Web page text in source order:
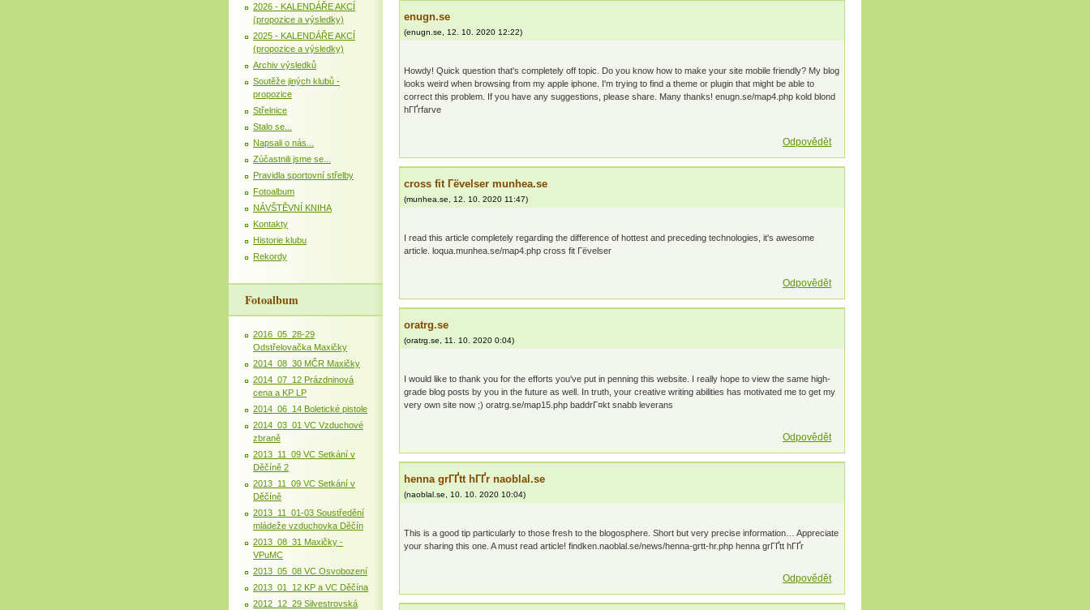
enugn.se
(enugn.se 12. 10. 2020 12:22)
Howdy! Quick question that's completely off topic. Do you know how to make your site mobile friendly? My blog
looks weird when browsing from my apple iphone. I'm trying to find a theme or plugin that might be able to
correct this problem. If you have any suggestions, please share. Many thanks! enugn.se/map4.php kold blond
hГҐrfarve
Odpovědět
cross fit Гёvelser munhea.se
(munhea.se 12. 10. 2020 11:47)
I read this article completely regarding the difference of hottest and preceding technologies, it's awesome
article. loqua.munhea.se/map4.php cross fit Гёvelser
Odpovědět
oratrg.se
(oratrg.se, 11. 10. 2020 0:04)
I would like to thank you for the efforts you've put in penning this website. I really hope to view the same high-
grade blog posts by you in the future as well. In truth, your creative writing abilities has motivated me to get my
very own site now ;) oratrg.se/map15.php baddrГ¤kt snabb leverans
Odpovědět
henna grГҐtt hГҐr naoblal.se
(naoblal.se, 10. 10. 2020 10:04)
This is a good tip particularly to those fresh to the blogosphere. Short but very precise information… Appreciate
your sharing this one. A must read article! findken.naoblal.se/news/henna-grtt-hr.php henna grГҐtt hГҐr
Odpovědět
2026 - KALENDÁŘE AKCÍ
(propozice a výsledky)
2025 - KALENDÁŘE AKCÍ
(propozice a výsledky)
Archiv výsledků
Soutěže jiných klubů -
propozice
Střelnice
Stalo se...
Napsali o nás...
Zúčastnili jsme se...
Pravidla sportovní střelby
Fotoalbum
NÁVŠTĚVNÍ KNIHA
Kontakty
Historie klubu
Rekordy
Fotoalbum
2016_05_28-29
Odstřelovačka Maxičky
2014_08_30 MČR Maxičky
2014_07_12 Prázdninová
cena a KP LP
2014_06_14 Boletické pistole
2014_03_01 VC Vzduchové
zbraně
2013_11_09 VC Setkání v
Děčíně 2
2013_11_09 VC Setkání v
Děčíně
2013_11_01-03 Soustředění
mládeže vzduchovka Děčín
2013_08_31 Maxičky -
VPuMC
2013_05_08 VC Osvobození
2013_01_12 KP a VC Děčína
2012_12_29 Silvestrovská